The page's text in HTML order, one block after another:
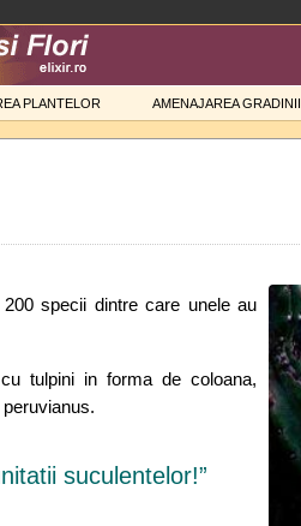
PLANTELOR AMENAJAREA GRADINII
specii dintre care unele au
tulpini in forma de coloana,
suculentelor!”